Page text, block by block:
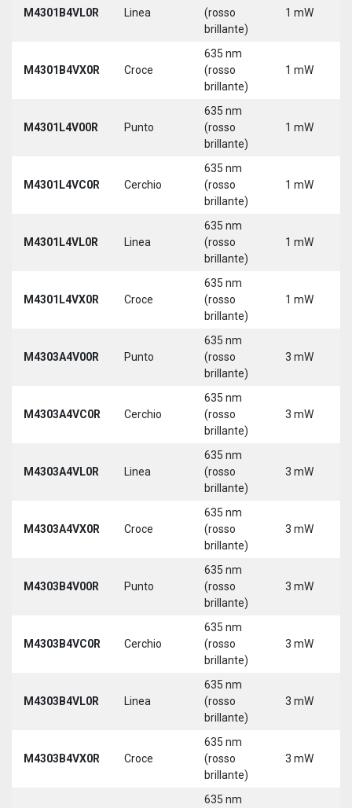
M4301B4VL0R Linea
(rosso
brillante)
1 mW
M4301B4VX0R Croce
635 nm
(rosso
brillante)
1 mW
M4301L4V00R Punto
635 nm
(rosso
brillante)
1 mW
M4301L4VC0R Cerchio
635 nm
(rosso
brillante)
1 mW
M4301L4VL0R Linea
635 nm
(rosso
brillante)
1 mW
M4301L4VX0R Croce
635 nm
(rosso
brillante)
1 mW
M4303A4V00R Punto
635 nm
(rosso
brillante)
3 mW
M4303A4VC0R Cerchio
635 nm
(rosso
brillante)
3 mW
M4303A4VL0R Linea
635 nm
(rosso
brillante)
3 mW
M4303A4VX0R Croce
635 nm
(rosso
brillante)
3 mW
M4303B4V00R Punto
635 nm
(rosso
brillante)
3 mW
M4303B4VC0R Cerchio
635 nm
(rosso
brillante)
3 mW
M4303B4VL0R Linea
635 nm
(rosso
brillante)
3 mW
M4303B4VX0R Croce
635 nm
(rosso
brillante)
3 mW
635 nm